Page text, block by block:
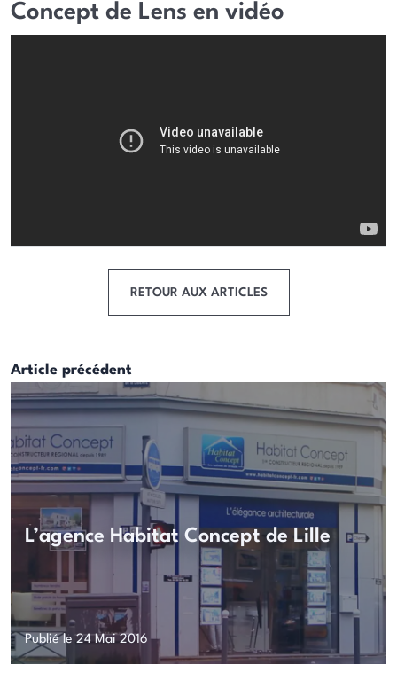
Concept de Lens en vidéo
RETOUR AUX ARTICLES
Article précédent
L’agence Habitat Concept de Lille
Publié le 24 Mai 2016